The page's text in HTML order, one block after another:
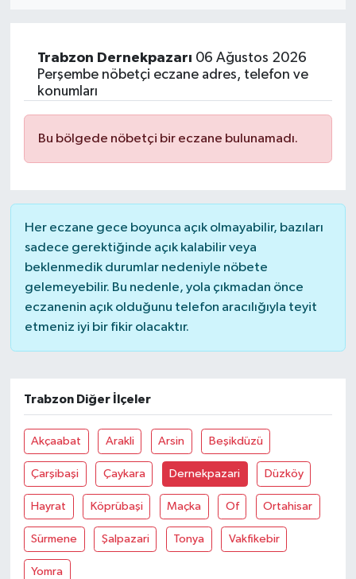
Trabzon Dernekpazarı 06 Ağustos 2026
Perşembe nöbetçi eczane adres, telefon ve
konumları
Bu bölgede nöbetçi bir eczane bulunamadı.
Her eczane gece boyunca açık olmayabilir, bazıları
sadece gerektiğinde açık kalabilir veya
beklenmedik durumlar nedeniyle nöbete
gelemeyebilir. Bu nedenle, yola çıkmadan önce
eczanenin açık olduğunu telefon aracılığıyla teyit
etmeniz iyi bir fikir olacaktır.
Trabzon Diğer İlçeler
Akçaabat Arakli Arsin Beşikdüzü
Çarşibaşi Çaykara Dernekpazari Düzköy
Hayrat Köprübaşi Maçka Of Ortahisar
Sürmene Şalpazari Tonya Vakfikebir
Yomra
Sağlık
Kültür & Sanat
Teknoloji
Bilim
Genel
Bilim, Teknoloji